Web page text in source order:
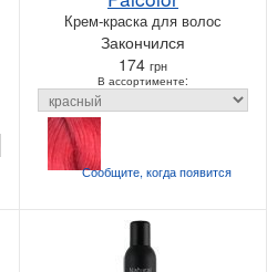
Крем-краска для волос
Закончился
174 грн
В ассортименте:
Сообщите, когдапоявится